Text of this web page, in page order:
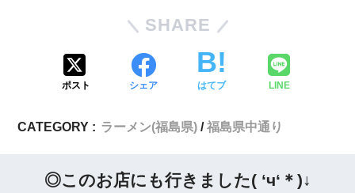
SHARE
ポスト シェア はてブ LINE
CATEGORY : ラーメン(福島県) 福島県中通り
◎このお店にも行きました( ‘ч‘＊)↓